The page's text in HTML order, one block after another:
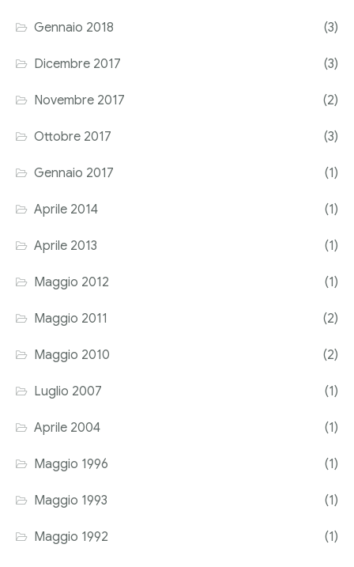
Gennaio 2018 (3)
Dicembre 2017 (3)
Novembre 2017 (2)
Ottobre 2017 (3)
Gennaio 2017 (1)
Aprile 2014 (1)
Aprile 2013 (1)
Maggio 2012 (1)
Maggio 2011 (2)
Maggio 2010 (2)
Luglio 2007 (1)
Aprile 2004 (1)
Maggio 1996 (1)
Maggio 1993 (1)
Maggio 1992 (1)